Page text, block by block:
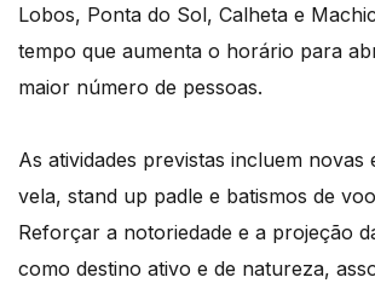
Lobos, Ponta do Sol, Calheta e
tempo que aumenta o horário para
maior número de pessoas.
As atividades previstas incluem novas
vela, stand up padle e batismos de
Reforçar a notoriedade e a projeção
como destino ativo e de natureza,